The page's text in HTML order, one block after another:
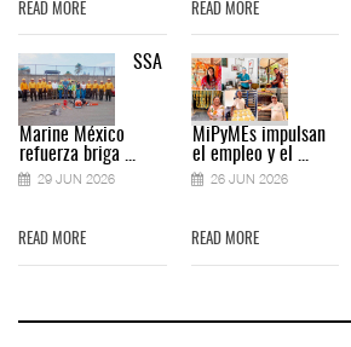
READ MORE
SSA
Marine México
refuerza briga ...
29 JUN 2026
READ MORE
READ MORE
MiPyMEs impulsan
el empleo y el ...
26 JUN 2026
READ MORE